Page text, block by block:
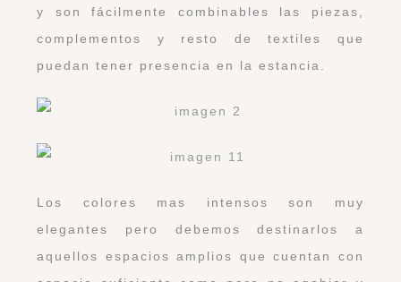
y son fácilmente combinables las piezas,
complementos y resto de textiles que
puedan tener presencia en la estancia.
Los colores mas intensos son muy
elegantes pero debemos destinarlos a
aquellos espacios amplios que cuentan con